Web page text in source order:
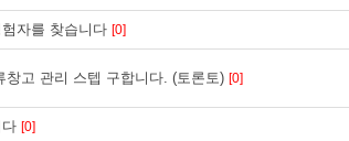
자를 찾습니다 [0]
창고 관리 스텝 구합니다. (토론토) [0]
[0]